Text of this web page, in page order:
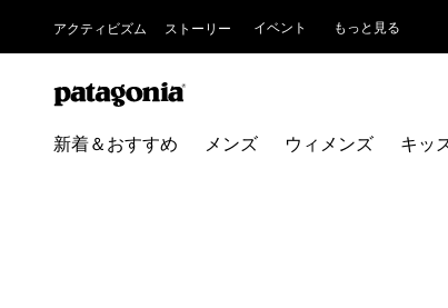
アクティビズム ストーリー イベント もっと見る
新着＆おすすめ メンズ ウィメンズ キッ